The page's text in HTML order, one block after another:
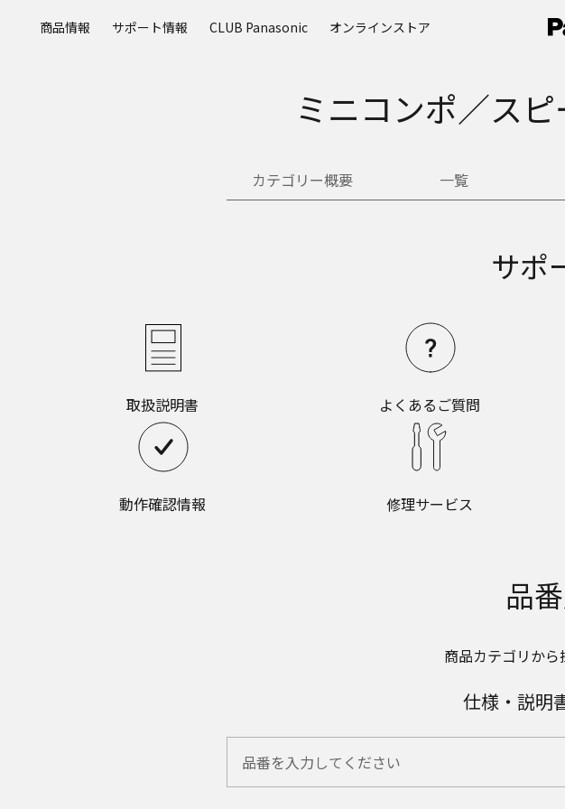
商品情報 サポート情報 CLUB Panasonic オンラインストア
ミニコンポ／ス
カテゴリー概要 一覧
サポ
取扱説明書 よくあるご質問
動作確認情報 修理サービス
品
商品カテゴリから
仕様・説明